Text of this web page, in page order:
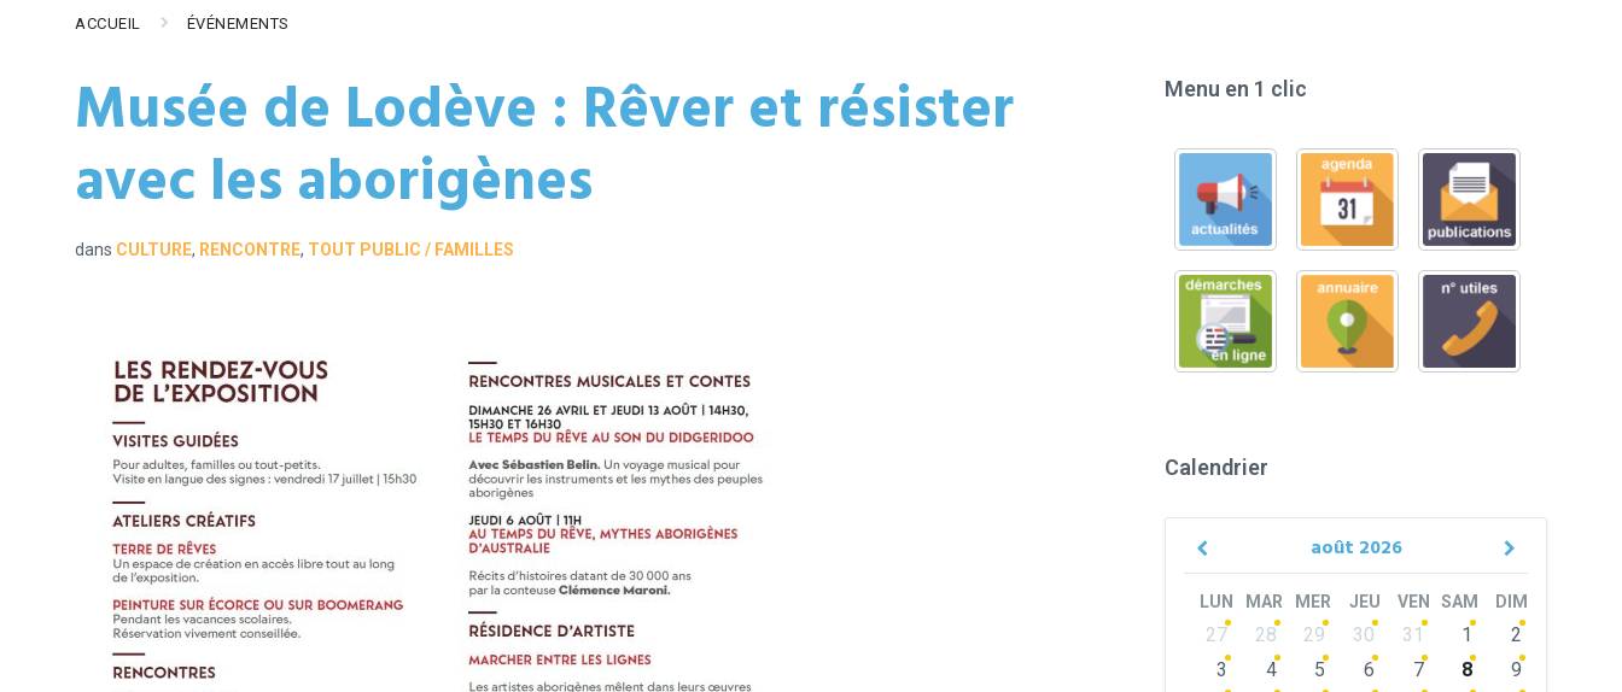
ACCUEIL ÉVÉNEMENTS
Musée de Lodève : Rêver et résister
avec les aborigènes
dans CULTURE, RENCONTRE, TOUT PUBLIC / FAMILLES
Menu en 1 clic
Calendrier
août 2026
Previous
Next
LUN MAR MER JEU VEN SAM DIM
Skip
calendar
days
27 28 29 30 31 1
2
3
4 5 6 7 8
9